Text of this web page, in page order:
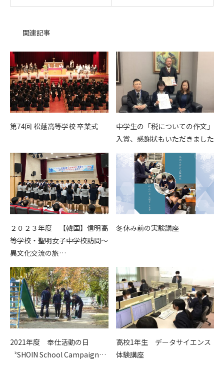
関連記事
第74回 松蔭高等学校 卒業式
中学生の「税についての作文」
入賞、感謝状もいただきました
２０２３年度 【韓国】信明高
等学校・聖明女子中学校訪問～
異文化交流の旅…
冬休み前の実験講座
2021年度 奉仕活動の日
〝SHOIN School Campaign…
高校1年生 データサイエンス
体験講座